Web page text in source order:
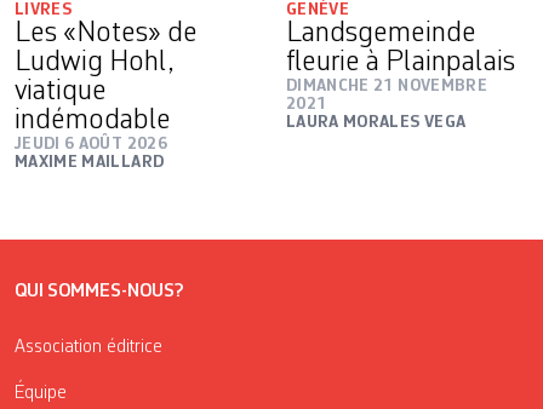
LIVRES
Les «Notes» de
Ludwig Hohl,
viatique
indémodable
JEUDI 6 AOÛT 2026
MAXIME MAILLARD
GENÈVE
Landsgemeinde
fleurie à Plainpalais
DIMANCHE 21 NOVEMBRE
2021
LAURA MORALES VEGA
QUI SOMMES-NOUS?
Association éditrice
Équipe